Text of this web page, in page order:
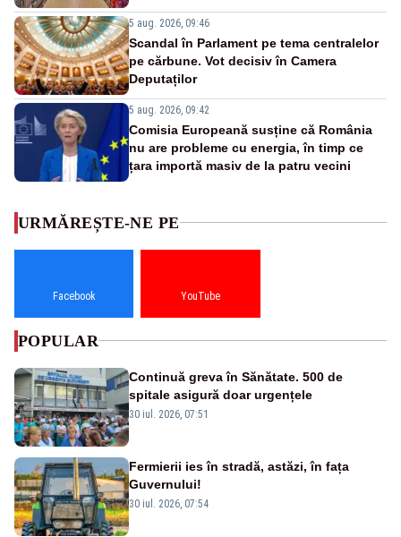
5 aug. 2026, 09:46
Scandal în Parlament pe tema centralelor
pe cărbune. Vot decisiv în Camera
Deputaților
5 aug. 2026, 09:42
Comisia Europeană susține că România
nu are probleme cu energia, în timp ce
țara importă masiv de la patru vecini
URMĂREȘTE-NE PE
Facebook YouTube
POPULAR
Continuă greva în Sănătate. 500 de
spitale asigură doar urgențele
30 iul. 2026, 07:51
Fermierii ies în stradă, astăzi, în fața
Guvernului!
30 iul. 2026, 07:54